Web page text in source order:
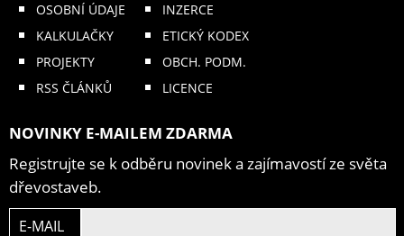
OSOBNÍ ÚDAJE
KALKULAČKY
PROJEKTY
RSS ČLÁNKŮ
INZERCE
ETICKÝ KODEX
OBCH. PODM.
LICENCE
NOVINKY E-MAILEM ZDARMA
Registrujte se k odběru novinek a zajímavostí ze světa
dřevostaveb.
E-MAIL